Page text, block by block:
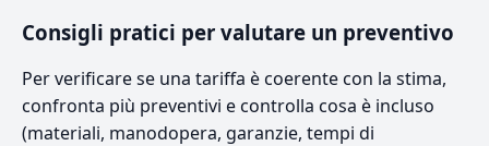
Consigli pratici per valutare un preventivo
Per verificare se una tariffa è coerente con la stima,
confronta più preventivi e controlla cosa è incluso
(materiali, manodopera, garanzie, tempi di